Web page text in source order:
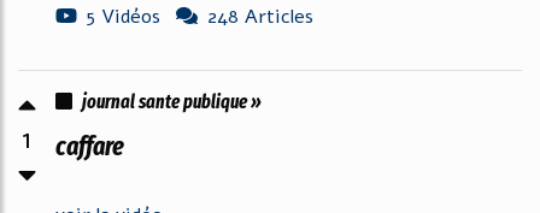
5 Vidéos
248 Articles
1
journal sante publique »
caffare